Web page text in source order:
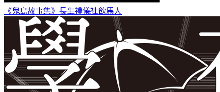
《鬼島故事集》長生禮儀社飲馬人